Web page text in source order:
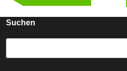
Beitrag
Suchen